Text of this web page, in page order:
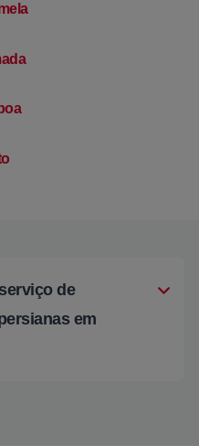
de
em